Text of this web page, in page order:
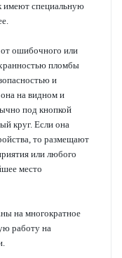
имеют специальную
ошибочного или
пломбы
и
на видном и
под кнопкой
круг. Если она
то размещают
или любого
место
на многократное
работу на